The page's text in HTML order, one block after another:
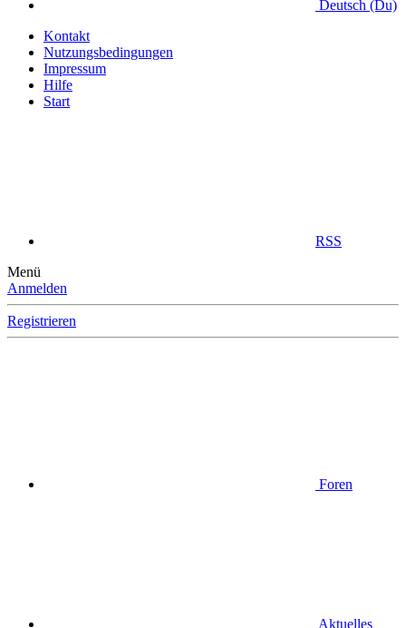
Deutsch (Du)
Kontakt
Nutzungsbedingungen
Impressum
Hilfe
Start
RSS
Menü
Anmelden
Registrieren
Foren
Aktuelles